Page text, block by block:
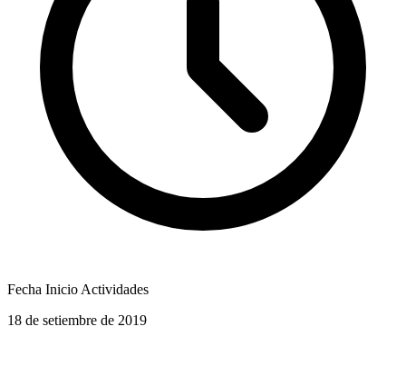
Fecha Inicio Actividades
18 de setiembre de 2019